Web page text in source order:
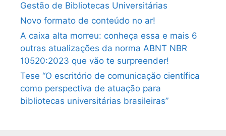
Gestão de Bibliotecas Universitárias
Novo formato de conteúdo no ar!
A caixa alta morreu: conheça essa e mais 6
outras atualizações da norma ABNT NBR
10520:2023 que vão te surpreender!
Tese “O escritório de comunicação científica
como perspectiva de atuação para
bibliotecas universitárias brasileiras”